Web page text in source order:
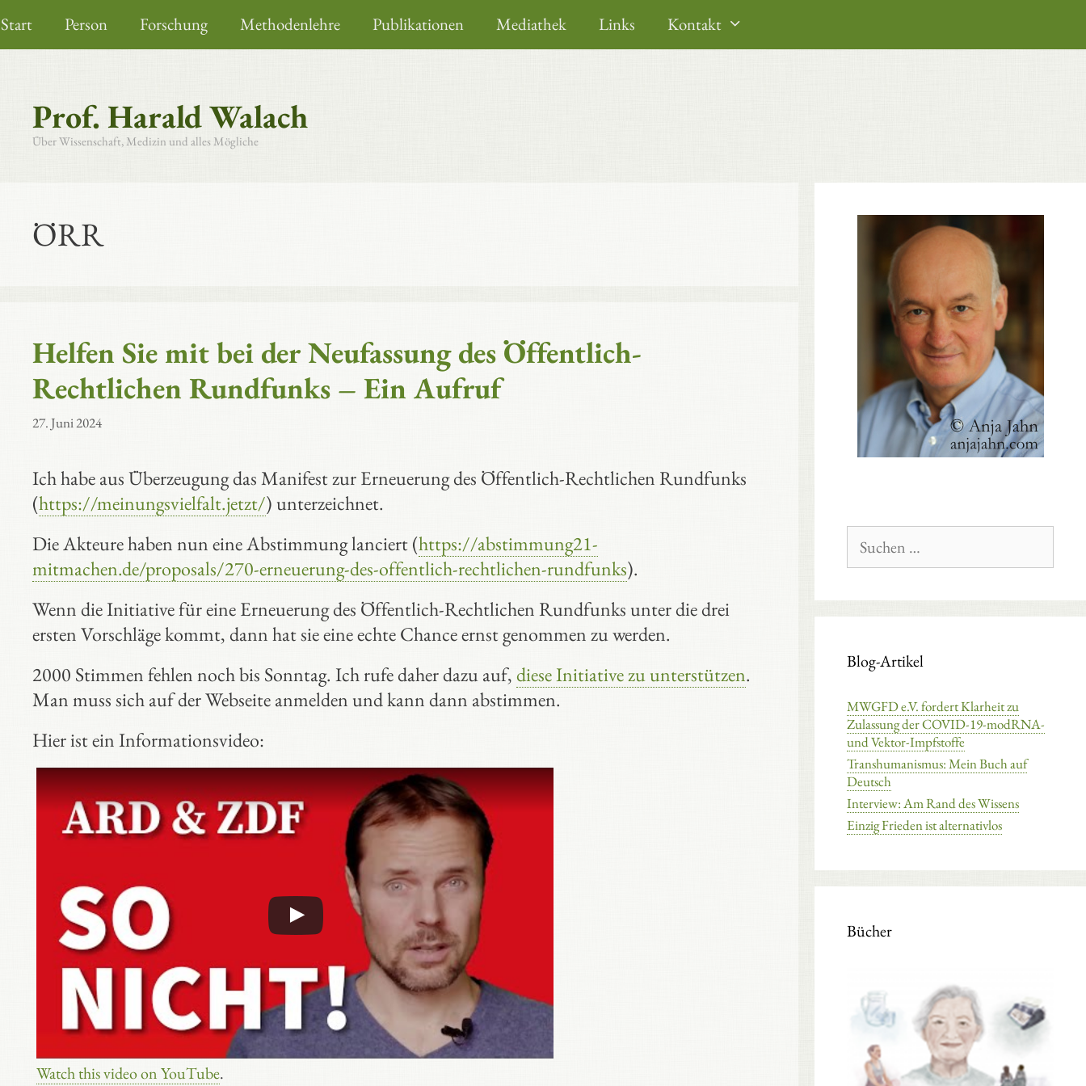
Inhalt
springen
Start Person Forschung Methodenlehre Publikationen Mediathek Links Kontakt
Prof. Harald Walach
Über Wissenschaft, Medizin und alles Mögliche
ÖRR
Helfen Sie mit bei der Neufassung des Öffentlich-
Rechtlichen Rundfunks – Ein Aufruf
27. Juni 2024
Ich habe aus Überzeugung das Manifest zur Erneuerung des Öffentlich-Rechtlichen Rundfunks
(https://meinungsvielfalt.jetzt/) unterzeichnet.
Die Akteure haben nun eine Abstimmung lanciert (https://abstimmung21-
mitmachen.de/proposals/270-erneuerung-des-offentlich-rechtlichen-rundfunks).
Wenn die Initiative für eine Erneuerung des Öffentlich-Rechtlichen Rundfunks unter die drei
ersten Vorschläge kommt, dann hat sie eine echte Chance ernst genommen zu werden.
2000 Stimmen fehlen noch bis Sonntag. Ich rufe daher dazu auf,diese Initiative zu unterstützen.
Man muss sich auf der Webseite anmelden und kann dann abstimmen.
Hier ist ein Informationsvideo:
Watch this video on YouTube.
nach:
Blog-Artikel
MWGFD e.V. fordert Klarheit zu
Zulassung der COVID-19-modRNA-
und Vektor-Impfstoffe
Transhumanismus: Mein Buch auf
Deutsch
Interview: Am Rand des Wissens
Einzig Frieden ist alternativlos
Bücher